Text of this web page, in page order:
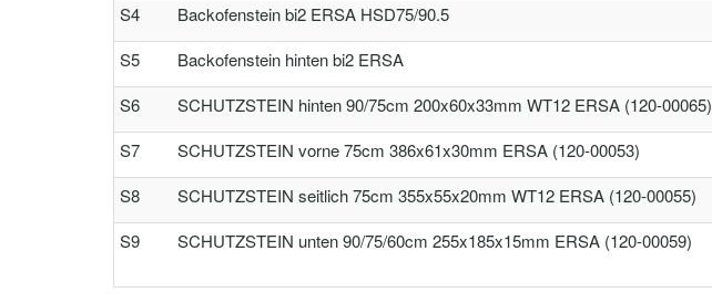
S4 Backofenstein bi2 ERSA HSD75/90.5
S5 Backofenstein hinten bi2 ERSA
S6 SCHUTZSTEIN hinten 90/75cm 200x60x33mm WT12 ERSA (120-00065)
S7 SCHUTZSTEIN vorne 75cm 386x61x30mm ERSA (120-00053)
S8 SCHUTZSTEIN seitlich 75cm 355x55x20mm WT12 ERSA (120-00055)
S9 SCHUTZSTEIN unten 90/75/60cm 255x185x15mm ERSA (120-00059)